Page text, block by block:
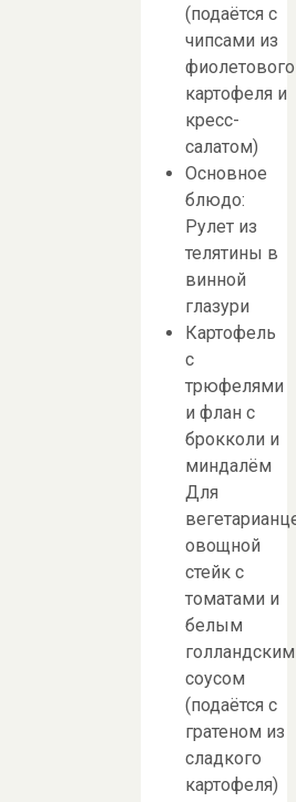
(подаётся с
чипсами из
фиолетового
картофеля и
кресс-
салатом)
Основное
блюдо:
Рулет из
телятины в
винной
глазури
Картофель
с
трюфелями
и флан с
брокколи и
миндалём
Для
овощной
стейк с
томатами и
белым
голландским
соусом
(подаётся с
гратеном из
сладкого
картофеля)